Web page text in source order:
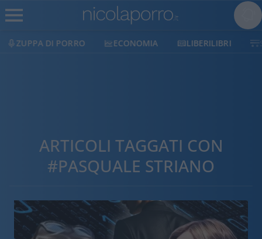
ZUPPA DI PORRO ECONOMIA LIBERILIBRI
ARTICOLI TAGGATI CON
#PASQUALE STRIANO